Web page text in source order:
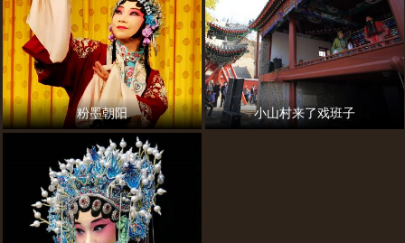
粉墨朝阳 小山村来了戏班子